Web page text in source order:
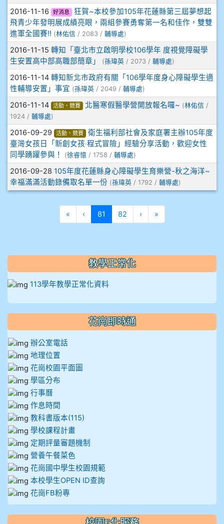
910溫婕伶
911王祉傑
911張 婷
912彭子宸
914王苡澄
2016-11-16 好消息
狂賀~本校參加105年花蓮縣第三屆夢想起
飛青少年發明展成績亮眼，兩組參賽勇奪第一名和佳作，雙雙
進軍全國賽!! (林佑信 / 2083 / 輔導處)
2016-11-15 轉知「臺北市立啟明學校106學年 度視覺障礙學
生安置高中部高職部簡章」
(孫瑋英 / 2073 / 輔導處)
2016-11-14 轉知新北市政府有關「106學年度身心障礙學生適
性輔導安置」事宜 (孫瑋英 / 2049 / 輔導處)
2016-11-14 活動、競賽 北醫寒假醫學營開放報名囉~ (林佑信 /
1924 / 輔導處)
2016-09-29 活動、競賽
衛生福利部社會及家庭署主辦105年度
臺灣女孩日「新創女孩‧程式冒險」經驗分享活動，歡迎女性
同學踴躍參與！
(徐睿憶 / 1758 / 輔導處)
2016-09-28 105年度花蓮縣身心障礙學生育樂營-秋之海洋~
幸福滿滿活動錄備取名單一份 (孫瑋英 / 1792 / 輔導處)
«第一頁
‹上一頁
81 (目前頁次)
82 ›下一頁
»最後頁
教學正常化
113學年教學正常化資料
花崗即時通
辦公室電話
地理位置
花崗校園平面圖
學區分布
行事曆
作息時間
教科書版本(115)
學校課程計畫
定期評量審題機制
營養午餐菜色
花崗國中學生校園規範
本校學生OPEN ID查詢
花崗FB粉專